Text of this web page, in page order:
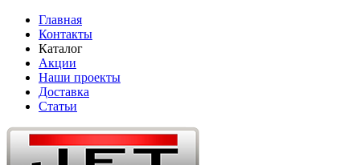
Главная
Контакты
Каталог
Акции
Наши проекты
Доставка
Статьи